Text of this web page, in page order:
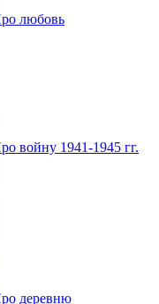
любовь
войну 1941-1945 гг.
деревню